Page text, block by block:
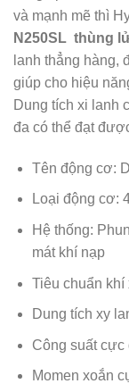
và mạnh mẽ thì
N250SL thùng
lanh thẳng hàng,
giúp cho hiệu
Dung tích xi lanh
đa có thể đạt
Tên động cơ:
Loại động cơ:
Hệ thống:
mát khí nạp
Tiêu chuẩn khí
Dung tích xy
Công suất cực
Momen xoắn